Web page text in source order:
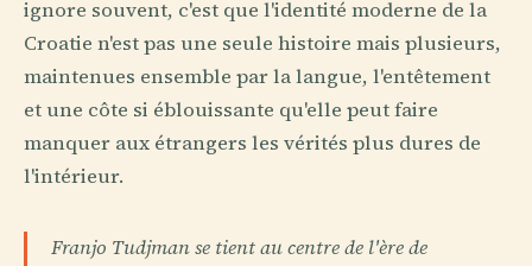
ignore souvent, c'est que l'identité moderne de la
Croatie n'est pas une seule histoire mais plusieurs,
maintenues ensemble par la langue, l'entêtement
et une côte si éblouissante qu'elle peut faire
manquer aux étrangers les vérités plus dures de
l'intérieur.
Franjo Tudjman se tient au centre de l'ère de